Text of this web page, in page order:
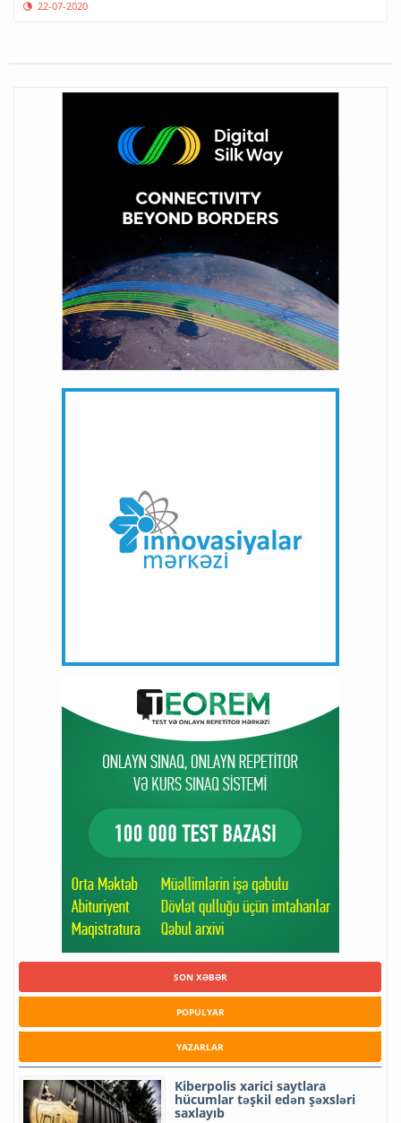
22-07-2020
SON XƏBƏR
POPULYAR
YAZARLAR
Kiberpolis xarici saytlara
hücumlar təşkil edən şəxsləri
saxlayıb